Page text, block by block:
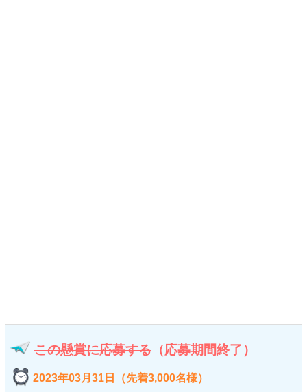
この懸賞に応募する （応募期間終了）
2023年03月31日（先着3,000名様）